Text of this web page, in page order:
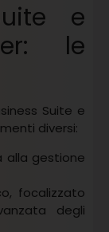
e
le
Suite e
diversi:
alla gestione
focalizzato
degli